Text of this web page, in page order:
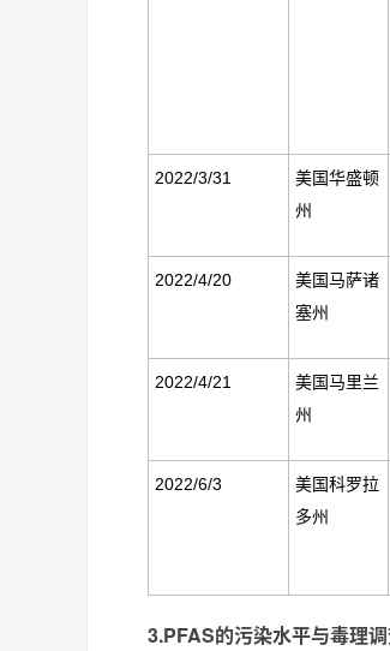
2022/3/31
美国华盛顿
州
2022/4/20
美国马萨诸
塞州
2022/4/21
美国马里兰
州
2022/6/3
美国科罗拉
多州
3.PFAS的污染水平与毒理